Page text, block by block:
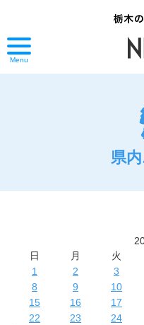
Menu
県
日
月 火
1
2 3
8
9 10
15
16 17
22
23 24